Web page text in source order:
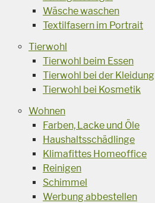
Wäsche waschen
Textilfasern im Portrait
Tierwohl
Tierwohl beim Essen
Tierwohl bei der Kleidung
Tierwohl bei Kosmetik
Wohnen
Farben, Lacke und Öle
Haushaltsschädlinge
Klimafittes Homeoffice
Reinigen
Schimmel
Werbung abbestellen